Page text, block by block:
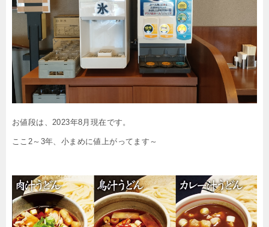
お値段は、2023年8月現在です。
ここ2～3年、小まめに値上がってます～